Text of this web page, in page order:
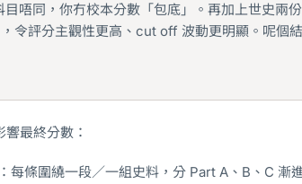
唔同，你冇校本分數「包底」。再加上世史兩
，令評分主觀性更高、cut off 波動更明顯。呢個
最終分數：
：每條圍繞一段／一組史料，分 Part A、B、C